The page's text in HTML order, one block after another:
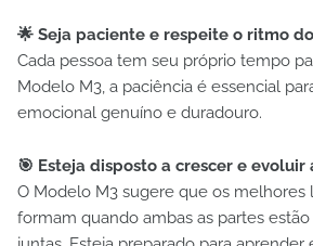
🌟 Seja paciente e respeite o ritmo
Cada pessoa tem seu próprio tempo
Modelo M3, a paciência é essencial
emocional genuíno e duradouro.
🎯 Esteja disposto a crescer e
O Modelo M3 sugere que os melhores
formam quando ambas as partes